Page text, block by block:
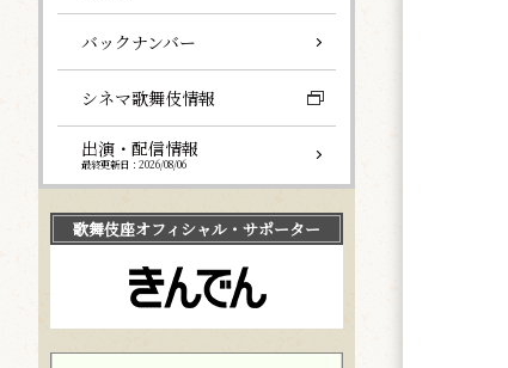
バックナンバー
シネマ歌舞伎情報
出演・配信情報
最終更新日：2026/08/06
歌舞伎座オフィシャル・サポーター